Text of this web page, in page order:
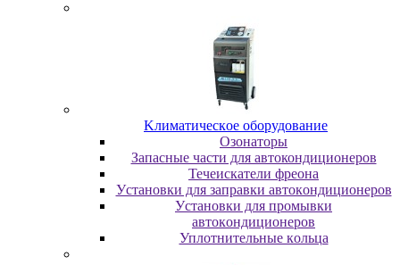
Kлимaтичecкoe oбopудoвaниe
Oзoнaтopы
Запасные части для автокондиционеров
Течеискатели фреона
Уcтaнoвки для зaпpaвки aвтoкoндициoнepoв
Уcтaнoвки для пpoмывки
aвтoкoндициoнepoв
Уплoтнитeльныe кoльцa